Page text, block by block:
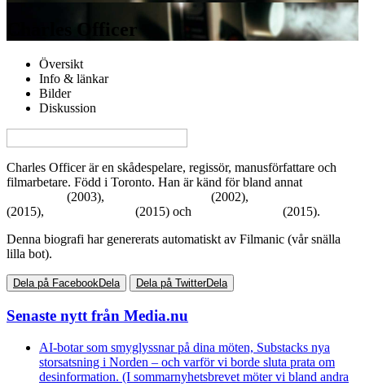
Charles Officer
Översikt
Info & länkar
Bilder
Diskussion
Charles Officer är en skådespelare, regissör, manusförfattare och
filmarbetare. Född i Toronto. Han är känd för bland annat
(2003), (2002),
(2015),
(2015) och
(2015).
Denna biografi har genererats automatiskt av Filmanic (vår snälla
lilla bot).
Dela på FacebookDela Dela på TwitterDela
Senaste nytt från Media.nu
AI-botar som smyglyssnar på dina möten, Substacks nya
storsatsning i Norden – och varför vi borde sluta prata om
desinformation. (I sommarnyhetsbrevet möter vi bland andra